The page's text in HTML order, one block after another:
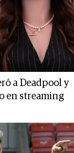
a Deadpool y
en streaming